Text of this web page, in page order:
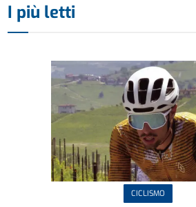
I più letti
CICLISMO